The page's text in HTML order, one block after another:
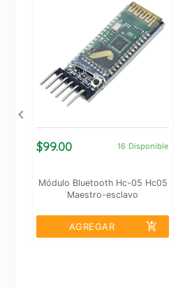
$99.00 16 Disponible
Módulo Bluetooth Hc-05 Hc05
Maestro-esclavo
AGREGAR add_shopping_cart